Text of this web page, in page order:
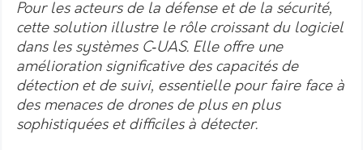
Pour les acteurs de la défense et de la sécurité,
cette solution illustre le rôle croissant du logiciel
dans les systèmes C‑UAS. Elle offre une
amélioration significative des capacités de
détection et de suivi, essentielle pour faire face à
des menaces de drones de plus en plus
sophistiquées et difficiles à détecter.